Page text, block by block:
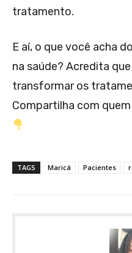
tratamento.
E aí, o que você acha
na saúde? Acredita
transformar os
Compartilha com
TAGS Maricá Pacientes